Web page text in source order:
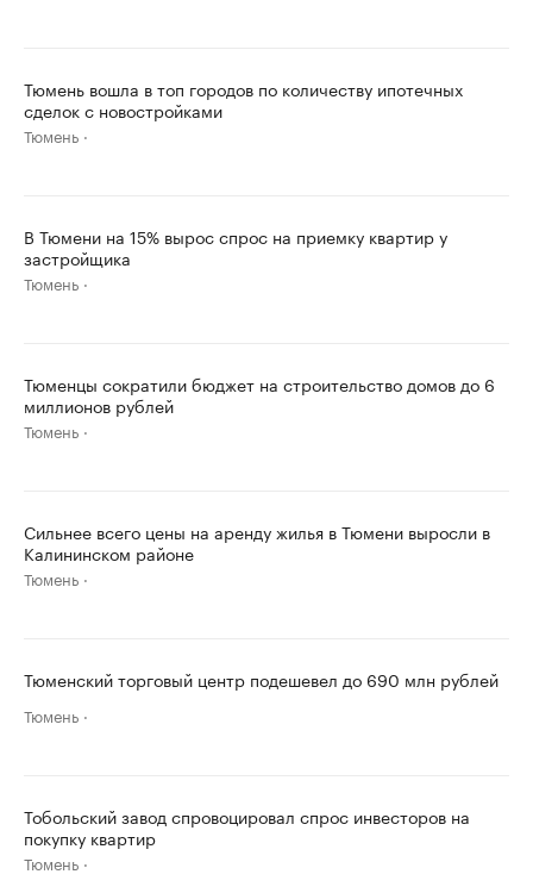
Тюмень вошла в топ городов по количеству ипотечных
сделок с новостройками
Тюмень
В Тюмени на 15% вырос спрос на приемку квартир у
застройщика
Тюмень
Тюменцы сократили бюджет на строительство домов до 6
миллионов рублей
Тюмень
Сильнее всего цены на аренду жилья в Тюмени выросли в
Калининском районе
Тюмень
Тюменский торговый центр подешевел до 690 млн рублей
Тюмень
Тобольский завод спровоцировал спрос инвесторов на
покупку квартир
Тюмень